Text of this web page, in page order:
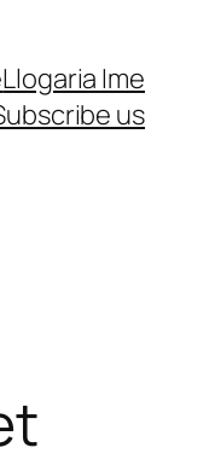
Llogaria Ime
us